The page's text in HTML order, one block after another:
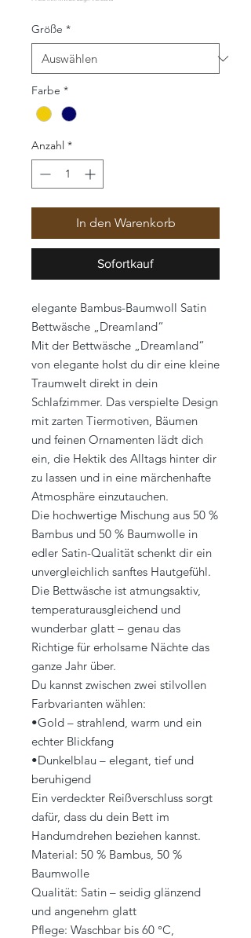
Größe *
Farbe *
Anzahl *
In den Warenkorb
Sofortkauf
elegante Bambus-Baumwoll Satin
Bettwäsche „Dreamland“
Mit der Bettwäsche „Dreamland“
von elegante holst du dir eine kleine
Traumwelt direkt in dein
Schlafzimmer. Das verspielte Design
mit zarten Tiermotiven, Bäumen
und feinen Ornamenten lädt dich
ein, die Hektik des Alltags hinter dir
zu lassen und in eine märchenhafte
Atmosphäre einzutauchen.
Die hochwertige Mischung aus 50 %
Bambus und 50 % Baumwolle in
edler Satin-Qualität schenkt dir ein
unvergleichlich sanftes Hautgefühl.
Die Bettwäsche ist atmungsaktiv,
temperaturausgleichend und
wunderbar glatt – genau das
Richtige für erholsame Nächte das
ganze Jahr über.
Du kannst zwischen zwei stilvollen
Farbvarianten wählen:
•Gold – strahlend, warm und ein
echter Blickfang
•Dunkelblau – elegant, tief und
beruhigend
Ein verdeckter Reißverschluss sorgt
dafür, dass du dein Bett im
Handumdrehen beziehen kannst.
Material: 50 % Bambus, 50 %
Baumwolle
Qualität: Satin – seidig glänzend
und angenehm glatt
Pflege: Waschbar bis 60 °C,